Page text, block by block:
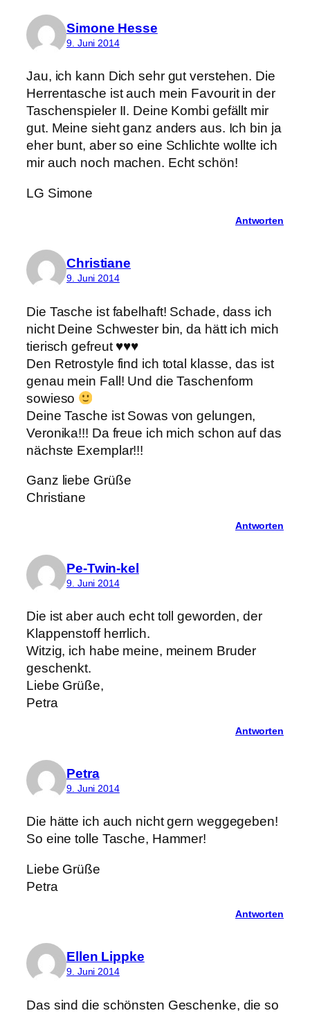
Simone Hesse
9. Juni 2014
Jau, ich kann Dich sehr gut verstehen. Die
Herrentasche ist auch mein Favourit in der
Taschenspieler II. Deine Kombi gefällt mir
gut. Meine sieht ganz anders aus. Ich bin ja
eher bunt, aber so eine Schlichte wollte ich
mir auch noch machen. Echt schön!
LG Simone
Antworten
Christiane
9. Juni 2014
Die Tasche ist fabelhaft! Schade, dass ich
nicht Deine Schwester bin, da hätt ich mich
tierisch gefreut ♥♥♥
Den Retrostyle find ich total klasse, das ist
genau mein Fall! Und die Taschenform
sowieso
Deine Tasche ist Sowas von gelungen,
Veronika!!! Da freue ich mich schon auf das
nächste Exemplar!!!
Ganz liebe Grüße
Christiane
Antworten
Pe-Twin-kel
9. Juni 2014
Die ist aber auch echt toll geworden, der
Klappenstoff herrlich.
Witzig, ich habe meine, meinem Bruder
geschenkt.
Liebe Grüße,
Petra
Antworten
Petra
9. Juni 2014
Die hätte ich auch nicht gern weggegeben!
So eine tolle Tasche, Hammer!
Liebe Grüße
Petra
Antworten
Ellen Lippke
9. Juni 2014
Das sind die schönsten Geschenke, die so